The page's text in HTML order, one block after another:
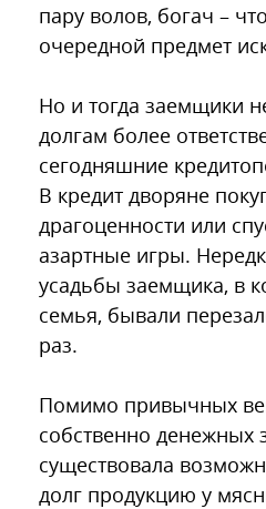
пару волов, богач –
очередной предмет
Но и тогда заемщики
долгам более
сегодняшние
В кредит дворяне
драгоценности или
азартные игры.
усадьбы заемщика, в
семья, бывали
раз.
Помимо привычных
собственно денежных
существовала
долг продукцию у